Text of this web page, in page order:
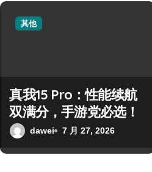
其他
真我15 Pro：性能续航
双满分，手游党必选！
dawei 7 月 27, 2026